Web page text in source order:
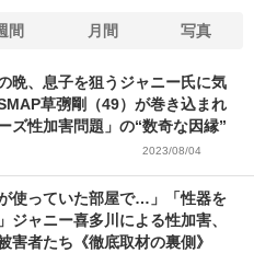
間 月間 写真
晩、息子を狙うジャニー氏に気
草彅剛（49）が巻き込まれ
ズ性加害問題」の“数奇な因縁”
2023/08/04
が使っていた部屋で…」「性器を
ジャニー喜多川による性加害、
害者たち《徹底取材の裏側》